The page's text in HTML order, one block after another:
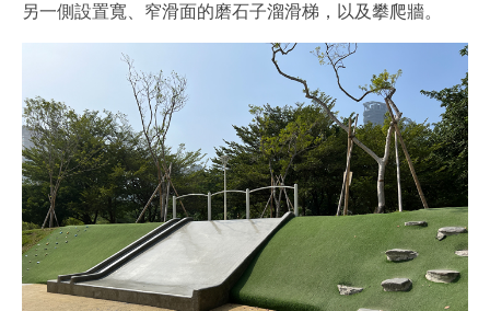
另一側設置寬、窄滑面的磨石子溜滑梯，以及攀爬牆。